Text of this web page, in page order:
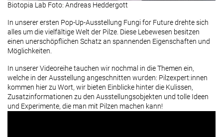
Biotopia Lab Foto: Andreas Heddergott
In unserer ersten Pop-Up-Ausstellung Fungi for Future drehte sich
alles um die vielfältige Welt der Pilze. Diese Lebewesen besitzen
einen unerschöpflichen Schatz an spannenden Eigenschaften und
Möglichkeiten.
In unserer Videoreihe tauchen wir nochmal in die Themen ein,
welche in der Ausstellung angeschnitten wurden: Pilzexpert:innen
kommen hier zu Wort, wir bieten Einblicke hinter die Kulissen,
Zusatzinformationen zu den Ausstellungsobjekten und tolle Ideen
und Experimente, die man mit Pilzen machen kann!